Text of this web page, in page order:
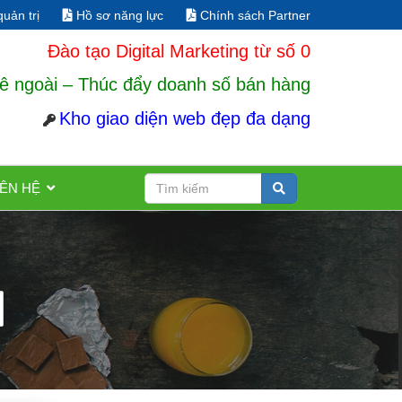
trị Hồ sơ năng lực Chính sách Partner
Đào tạo Digital Marketing từ số 0
ngoài – Thúc đẩy doanh số bán hàng
Kho giao diện web đẹp đa dạng
HỆ